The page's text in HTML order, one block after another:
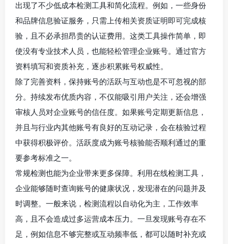
出现了不少低成本检测工具和简化流程。例如，一些身份
和品牌信息验证服务，只需上传相关资质证明即可完成核
验，且不必承担昂贵的认证费用。这类工具操作简单，即
使没有专业技术人员，也能轻松管理企业账号。通过官方
资料填写和资质补充，逐步积累账号权威性。
除了完善资料，保持账号的活跃与互动也是不可忽视的部
分。持续发布优质内容，不仅能吸引用户关注，还会增强
审核人员对企业账号的信任度。如果账号定期更新信息，
并且与行业内其他账号有良好的互动记录，会在核验过程
中获得积极评价。活跃度成为账号核验能否顺利通过的重
要参考标准之一。
常规检测也能为企业带来更多保障。利用在线检测工具，
企业能够随时查询账号的健康状况，发现潜在的问题并及
时调整。一般来说，检测流程以自动化为主，工作效率
高，且不会造成过多运营成本压力。一旦发现账号存在不
足，例如信息不够完整或互动频率低，都可以随时补充或